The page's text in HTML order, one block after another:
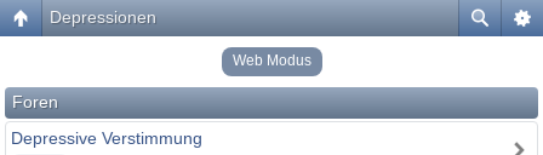
Depressionen
Web Modus
Foren
Depressive Verstimmung